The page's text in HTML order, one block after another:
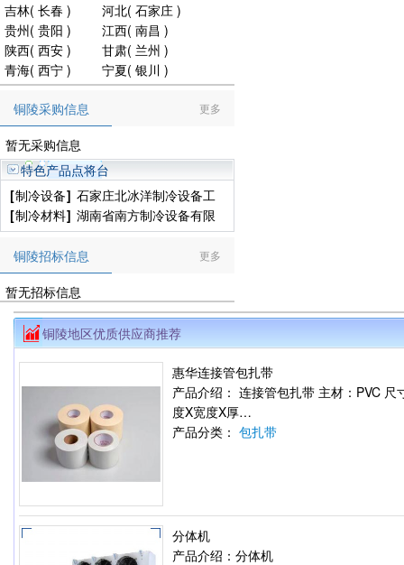
吉林( 长春 ) 河北( 石家庄 )
贵州( 贵阳 ) 江西( 南昌 )
陕西( 西安 ) 甘肃( 兰州 )
青海( 西宁 ) 宁夏( 银川 )
更多
铜陵采购信息
暂无采购信息
特色产品点将台
[制冷设备] 石家庄北冰洋制冷设备工
程有限公司
[制冷材料] 湖南省南方制冷设备有限
公司
更多
铜陵招标信息
暂无招标信息
铜陵地区优质供应商推荐
惠华连接管包扎带
产品介绍： 连接管包扎带 主材：PVC 尺
度X宽度X厚…
产品分类： 包扎带
分体机
产品介绍：分体机